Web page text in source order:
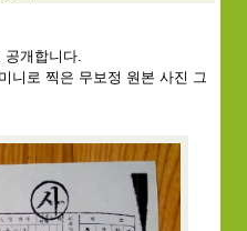
공개합니다.
니로 찍은 무보정 원본 사진 그